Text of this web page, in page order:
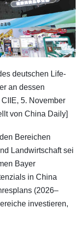
deutschen Life-
an dessen
5. November
von China Daily]
Bereichen
Landwirtschaft sei
Bayer
in China
(2026–
investieren,